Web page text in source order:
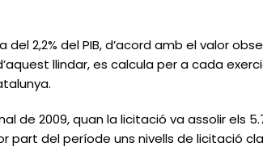
2,2% del PIB, d’acord amb el valor
llindar, es calcula per a cada
de 2009, quan la licitació va assolir els
part del període uns nivells de licitació